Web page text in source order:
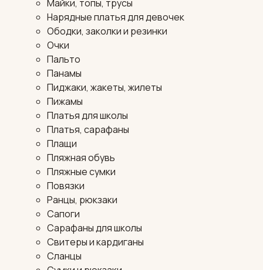
Майки, топы, трусы
Нарядные платья для девочек
Ободки, заколки и резинки
Очки
Пальто
Панамы
Пиджаки, жакеты, жилеты
Пижамы
Платья для школы
Платья, сарафаны
Плащи
Пляжная обувь
Пляжные сумки
Повязки
Ранцы, рюкзаки
Сапоги
Сарафаны для школы
Свитеры и кардиганы
Сланцы